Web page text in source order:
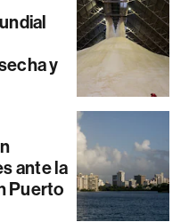
y
ante la
Puerto